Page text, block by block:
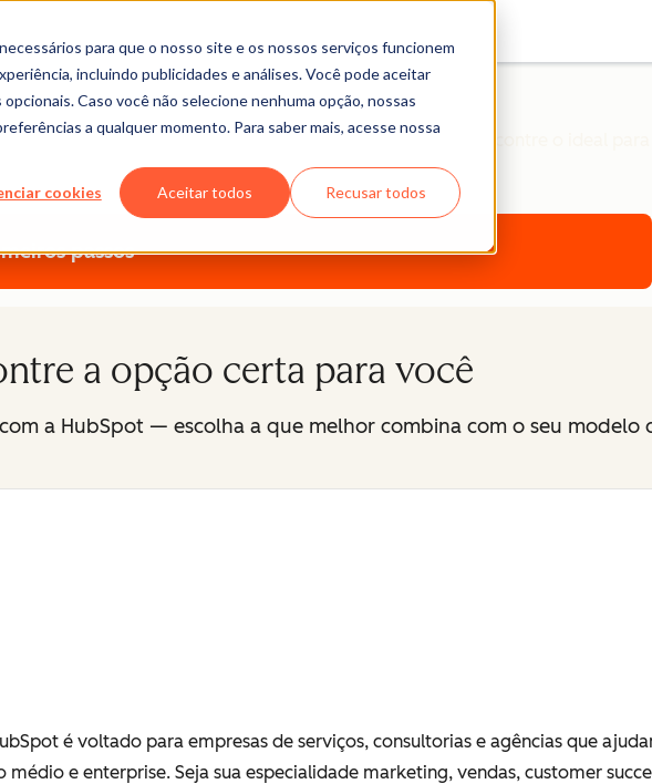
para que o nosso site e os nossos serviços funcionem
incluindo publicidades e análises. Você pode aceitar
Caso você não selecione nenhuma opção, nossas
a qualquer momento. Para saber mais, acesse nossa
cookies Aceitar todos Recusar todos
nosso negócio. Explore nossos programas de parceiros, encontre o ideal para
passos
a opção certa para você
a HubSpot — escolha a que melhor combina com o seu modelo
é voltado para empresas de serviços, consultorias e agências que
e enterprise. Seja sua especialidade marketing, vendas, customer